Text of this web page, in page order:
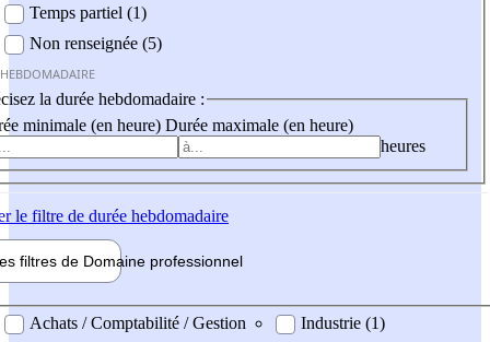
Temps partiel (1)
Non renseignée (5)
la durée hebdomadaire :
minimale (en heure) Durée maximale (en heure)
heures
le filtre de durée hebdomadaire
filtres de Domaine professionnel
professionel
Achats / Comptabilité / Gestion
Industrie (1)